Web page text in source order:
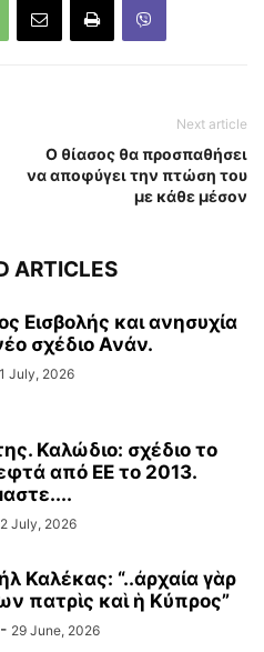
Next article
Ο θίασος θα προσπαθήσει
να αποφύγει την πτώση του
με κάθε μέσον
ARTICLES
Εισβολής και ανησυχία
σχέδιο Ανάν.
July, 2026
Καλώδιο: σχέδιο το
από ΕΕ το 2013.
July, 2026
Καλέκας: “..ἀρχαία γὰρ
πατρὶς καὶ ἡ Κύπρος”
- 29 June, 2026